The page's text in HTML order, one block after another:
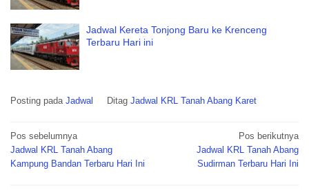
Jadwal Kereta Tonjong Baru ke Krenceng
Terbaru Hari ini
Posting pada Jadwal Ditag Jadwal KRL Tanah Abang Karet
Navigasi
pos
Pos sebelumnya
Jadwal KRL Tanah Abang
Kampung Bandan Terbaru Hari Ini
Pos berikutnya
Jadwal KRL Tanah Abang
Sudirman Terbaru Hari Ini